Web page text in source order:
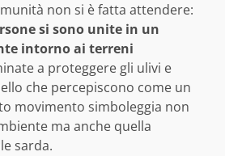
non si è fatta attendere:
si sono unite in un
intorno ai terreni
a proteggere gli ulivi e
che percepiscono come un
movimento simboleggia non
ma anche quella
sarda.